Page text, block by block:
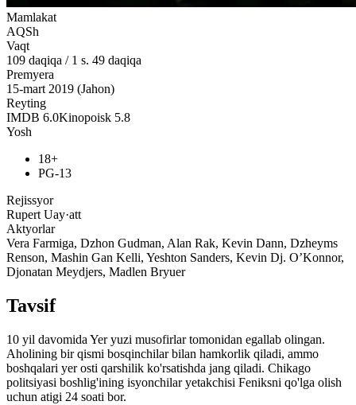
Mamlakat
AQSh
Vaqt
109 daqiqa / 1 s. 49 daqiqa
Premyera
15-mart 2019 (Jahon)
Reyting
IMDB 6.0Kinopoisk 5.8
Yosh
18+
PG-13
Rejissyor
Rupert Uay·att
Aktyorlar
Vera Farmiga, Dzhon Gudman, Alan Rak, Kevin Dann, Dzheyms
Renson, Mashin Gan Kelli, Yeshton Sanders, Kevin Dj. O’Konnor,
Djonatan Meydjers, Madlen Bryuer
Tavsif
10 yil davomida Yer yuzi musofirlar tomonidan egallab olingan.
Aholining bir qismi bosqinchilar bilan hamkorlik qiladi, ammo
boshqalari yer osti qarshilik ko'rsatishda jang qiladi. Chikago
politsiyasi boshlig'ining isyonchilar yetakchisi Feniksni qo'lga olish
uchun atigi 24 soati bor.